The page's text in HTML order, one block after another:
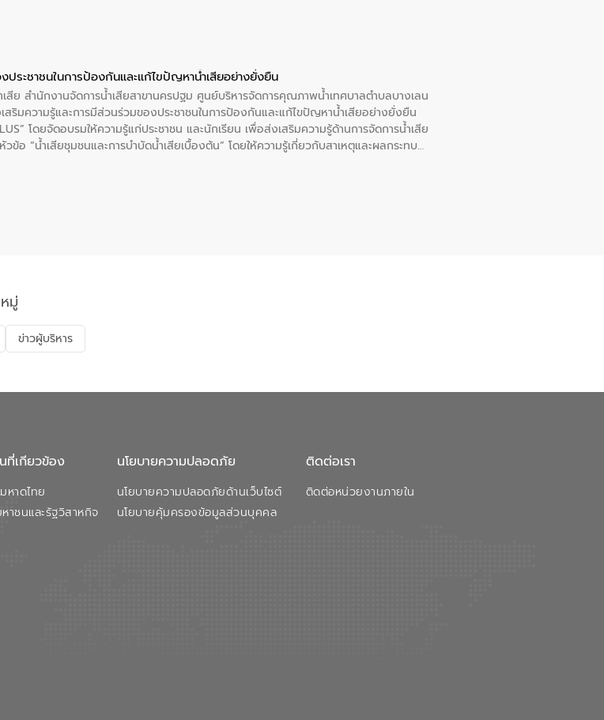
ประชาชนในการป้องกันและแก้ไขปัญหาน้ำเสียอย่างยั่งยืน
ย สำนักงานจัดการน้ำเสียสาขานครปฐม ศูนย์บริหารจัดการคุณภาพน้ำเทศบาลตำบลบางเลน
ริมความรู้และการมีส่วนร่วมของประชาชนในการป้องกันและแก้ไขปัญหาน้ำเสียอย่างยั่งยืน
โดยจัดอบรมให้ความรู้แก่ประชาชน และนักเรียน เพื่อส่งเสริมความรู้ด้านการจัดการน้ำเสีย
อ “น้ำเสียชุมชนและการบำบัดน้ำเสียเบื้องต้น” โดยให้ความรู้เกี่ยวกับสาเหตุและผลกระทบ
งกำเนิด การบำบัดน้ำเสียเบื้องต้นในครัวเรือน ณ เทศบาลตำบลบางเลน จังหวัดนครปฐม
มู่
ข่าวผู้บริหาร
ที่เกียวข้อง
หาดไทย
าชนและรัฐวิสาหกิจ
นโยบายความปลอดภัย
นโยบายความปลอดภัยด้านเว็บไซต์
นโยบายคุ้มครองข้อมูลส่วนบุคคล
ติดต่อเรา
ติดต่อหน่วยงานภายใน